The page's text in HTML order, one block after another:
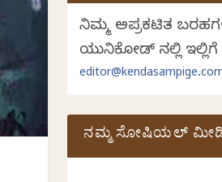
ನಿಮ್ಮ ಅಪ್ರಕಟಿತ
ಯುನಿಕೋಡ್ ನಲ್ಲಿ ಇಲ್ಲಿಗೆ
ನಮ್ಮ ಸೋಷಿಯಲ್‌